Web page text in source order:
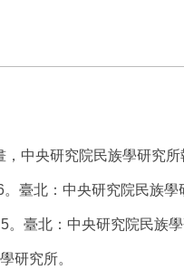
中央研究院民族學研究所
臺北：中央研究院民族學
臺北：中央研究院民族學
研究所。